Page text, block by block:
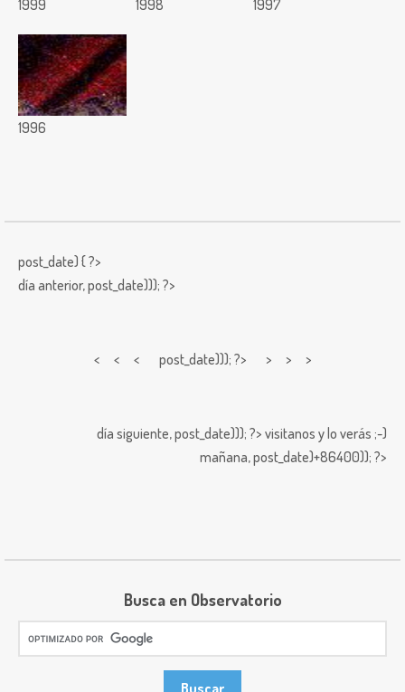
1999 1998 1997
1996
post_date) { ?>
día anterior,post_date))); ?>
< < < post_date))); ?> > > >
día siguiente,post_date))); ?> visitanos y lo verás ;-)
mañana,post_date)+86400)); ?>
Busca en Observatorio